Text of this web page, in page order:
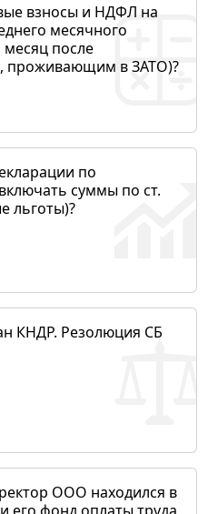
взносы и НДФЛ на
месячного
месяц после
проживающим в ЗАТО)?
по
суммы по ст.
льготы)?
КНДР. Резолюция СБ
ООО находился в